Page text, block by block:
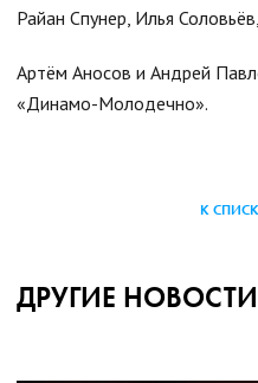
Райан Спунер, Илья
Артём Аносов и Андрей
«Динамо-Молодечно».
К
ДРУГИЕ